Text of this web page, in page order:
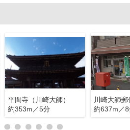
平間寺（川崎大師）
約353m／5分
川崎大師郵
約637m／